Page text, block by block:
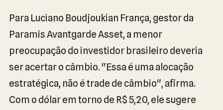
Para Luciano Boudjoukian França, gestor da
Paramis Avantgarde Asset, a menor
preocupação do investidor brasileiro deveria
ser acertar o câmbio. "Essa é uma alocação
estratégica, não é trade de câmbio", afirma.
Com o dólar em torno de R$ 5,20, ele sugere